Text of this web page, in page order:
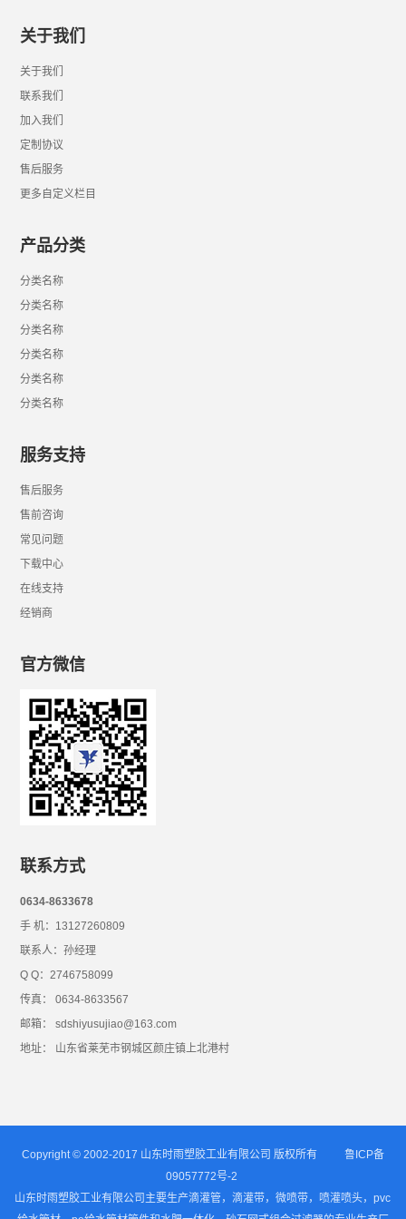
关于我们
关于我们
联系我们
加入我们
定制协议
售后服务
更多自定义栏目
产品分类
分类名称
分类名称
分类名称
分类名称
分类名称
分类名称
服务支持
售后服务
售前咨询
常见问题
下载中心
在线支持
经销商
官方微信
联系方式
0634-8633678
手 机：13127260809
联系人：孙经理
Q Q：2746758099
传真： 0634-8633567
邮箱： sdshiyusujiao@163.com
地址： 山东省莱芜市钢城区颜庄镇上北港村
Copyright © 2002-2017 山东时雨塑胶工业有限公司 版权所有
鲁ICP备
09057772号-2
山东时雨塑胶工业有限公司主要生产滴灌管，滴灌带，微喷带，喷灌喷头，pvc